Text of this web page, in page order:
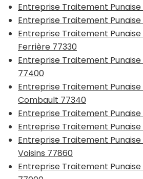
Entreprise Traitement Punaise
Entreprise Traitement Punaise
Entreprise Traitement
Ferrière 77330
Entreprise Traitement
77400
Entreprise Traitement
Combault 77340
Entreprise Traitement Punaise
Entreprise Traitement Punaise
Entreprise Traitement Punaise
Voisins 77860
Entreprise Traitement